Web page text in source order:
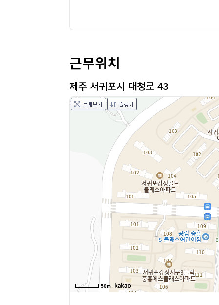
근무위치
제주 서귀포시 대청로 43
50m